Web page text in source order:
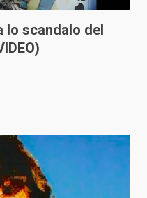
lo scandalo del